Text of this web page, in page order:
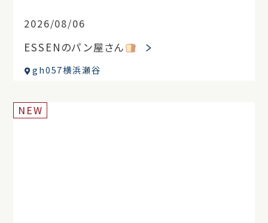
2026/08/06
ESSENのパン屋さん
gh057横浜瀬谷
NEW